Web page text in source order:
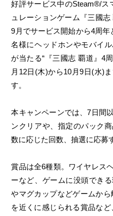
好評サービス中のSteam®/ス
ュレーションゲーム『三國
9月でサービス開始から4周
名様にヘッドホンやモバイ
が当たる“『三國志 覇道』4
月12日(木)から10月9日(水)
す。
本キャンペーンでは、7日間
ンクリアや、指定のパック
数に応じた回数、抽選に応募
賞品は全6種類。ワイヤレス
ーなど、ゲームに没頭でき
やマグカップなどゲームから
を近くに感じられる賞品な